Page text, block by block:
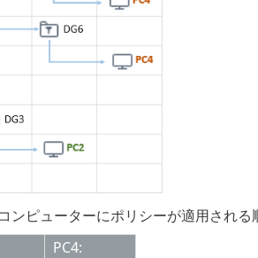
ピューターにポリシーが適用される
PC4: